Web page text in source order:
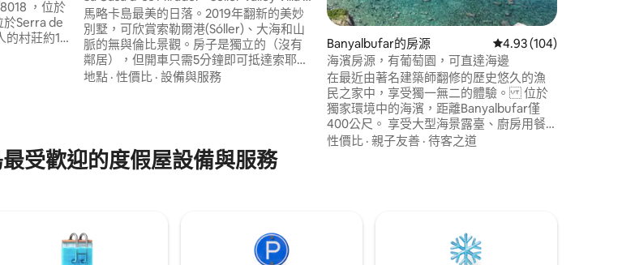
分）
，位於
Serra de
村莊約1
嘆的景觀
Stunn
馬略卡島最美的日落。2019年翻新的美妙
別墅，可欣賞索勒爾港(Sóller)、大海和山
脈的無與倫比景觀。房子是獨立的（沒有
鄰居），但開車只需5分鐘即可抵達索耶爾
鎮。<br><br>它由3間臥室、2間浴室、帶
地點 · 性價比 · 設備與服務
Banyalbufar的房源 從 104 則評價中獲得
4.93 (104)
海濱房源，有葡萄園，可直達海邊
在最近由著名建築師翻修的歷史悠久的漁
民之家中，享受獨一無二的體驗。 位於
獨家環境中的海濱，距離Banyalbufar僅
400公尺。 享受大型海景露臺、廚房用餐
區域、2間臥室、1間浴室、1間廁所和室外
性價比 · 親子友善 · 待客之道
受歡迎的度假屋設備與服務